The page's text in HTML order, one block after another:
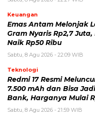
Keuangan
Emas Antam Melonjak
Gram Nyaris Rp2,7
Naik Rp50 Ribu
Sabtu, 8 Agu 2026 - 22:09 WIB
Teknologi
Redmi 17 Resmi
7.500 mAh dan Bisa
Bank, Harganya Mulai
Sabtu, 8 Agu 2026 - 21:59 WIB